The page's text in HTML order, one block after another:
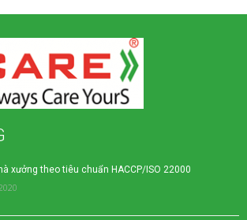
xưởng theo tiêu chuẩn HACCP/ISO 22000